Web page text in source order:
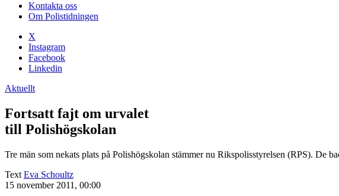
Kontakta oss
Om Polistidningen
X
Instagram
Facebook
Linkedin
Aktuellt
Fortsatt fajt om urvalet
till Polishögskolan
Tre män som nekats plats på Polishögskolan stämmer nu Rikspolisstyrelsen (RPS). De
Text Eva Schoultz
15 november 2011, 00:00